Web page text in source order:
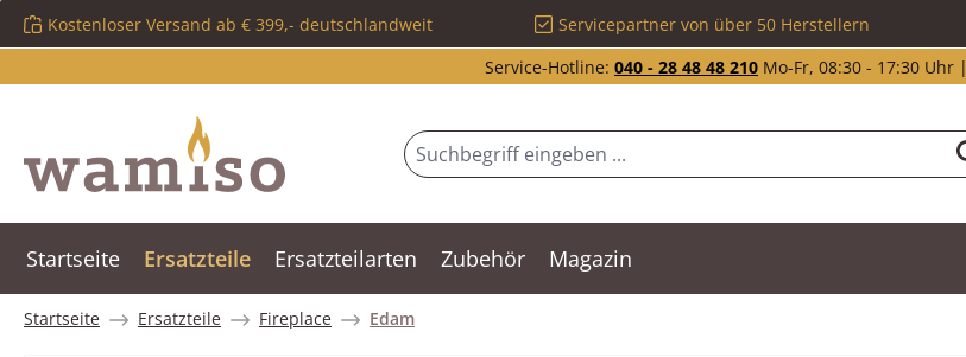
Hauptinhalt springen
Zur Suche springen
Zur Hauptnavigation springen
Kostenloser Versand ab € 399,- deutschlandweit Servicepartner von über 50 Herstellern
Service-Hotline: 040 - 28 48 48 210 Mo-Fr, 08:30 - 17:30 Uhr |
Startseite Ersatzteile Ersatzteilarten Zubehör Magazin
Startseite Ersatzteile Fireplace Edam